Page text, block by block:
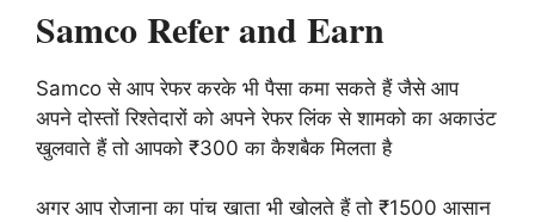
Samco Refer and Earn
Samco से आप रेफर करके भी पैसा कमा सकते हैं जैसे आप
अपने दोस्तों रिश्तेदारों को अपने रेफर लिंक से शामको का अकाउंट
खुलवाते हैं तो आपको ₹300 का कैशबैक मिलता है
अगर आप रोजाना का पांच खाता भी खोलते हैं तो ₹1500 आसान